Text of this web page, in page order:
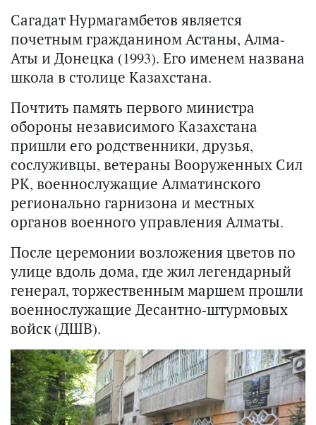
Сагадат Нурмагамбетов является
почетным гражданином Астаны, Алма-
Аты и Донецка (1993). Его именем названа
школа в столице Казахстана.
Почтить память первого министра
обороны независимого Казахстана
пришли его родственники, друзья,
сослуживцы, ветераны Вооруженных Сил
РК, военнослужащие Алматинского
регионально гарнизона и местных
органов военного управления Алматы.
После церемонии возложения цветов по
улице вдоль дома, где жил легендарный
генерал, торжественным маршем прошли
военнослужащие Десантно-штурмовых
войск (ДШВ).